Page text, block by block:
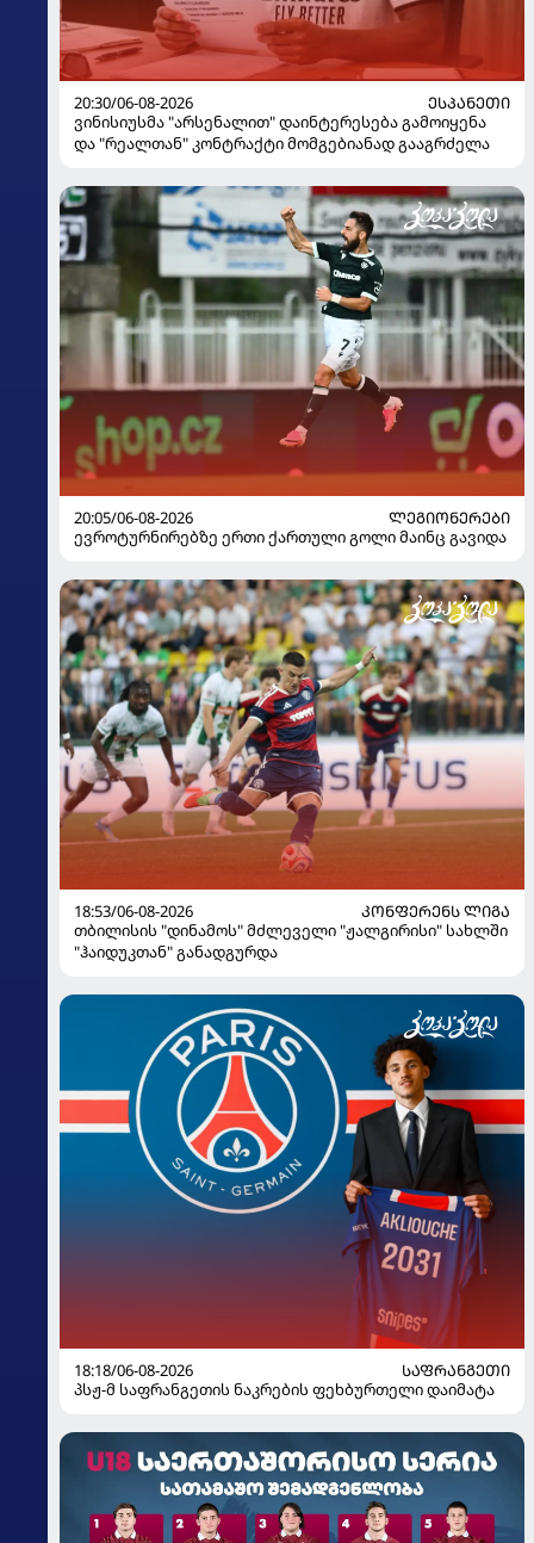
20:30/06-08-2026
ᲔᲡᲞᲐᲜᲔᲗᲘ
ვინისიუსმა "არსენალით" დაინტერესება გამოიყენა
და "რეალთან" კონტრაქტი მომგებიანად გააგრძელა
20:05/06-08-2026
ᲚᲔᲒᲘᲝᲜᲔᲠᲔᲑᲘ
ევროტურნირებზე ერთი ქართული გოლი მაინც გავიდა
18:53/06-08-2026
ᲙᲝᲜᲤᲔᲠᲔᲜᲡ ᲚᲘᲒᲐ
თბილისის "დინამოს" მძლეველი "ჟალგირისი" სახლში
"ჰაიდუკთან" განადგურდა
18:18/06-08-2026
ᲡᲐᲤᲠᲐᲜᲒᲔᲗᲘ
პსჟ-მ საფრანგეთის ნაკრების ფეხბურთელი დაიმატა